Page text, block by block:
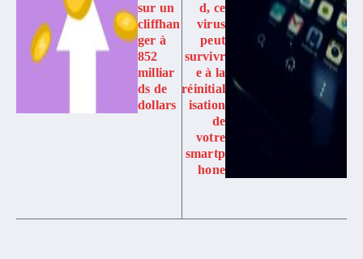
sur un
cliffhan
ger à
852
milliar
ds de
dollars
d, ce
virus
peut
survivr
e à la
réinitial
isation
de
votre
smartp
hone